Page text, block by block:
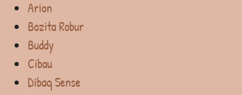
Arion
Bozita Robur
Buddy
Cibau
Dibaq Sense